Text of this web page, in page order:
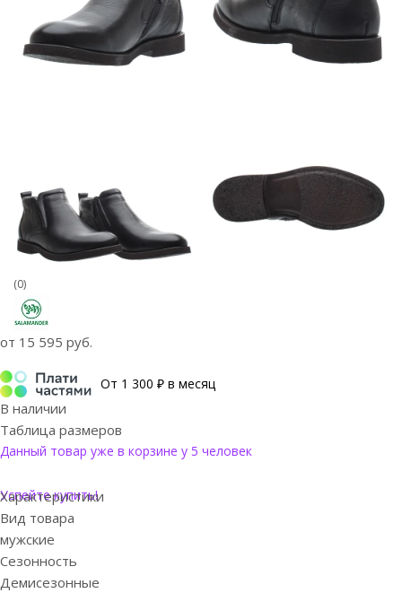
(0)
от 15 595 руб.
От 1 300 ₽ в месяц
В наличии
Таблица размеров
Данный товар уже в корзине у 5 человек
Успейте купить!
Характеристики
Вид товара
мужские
Сезонность
Демисезонные